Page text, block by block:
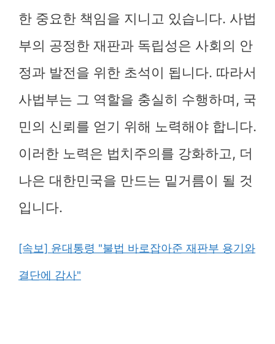
한 중요한 책임을 지니고 있습니다. 사법
부의 공정한 재판과 독립성은 사회의 안
정과 발전을 위한 초석이 됩니다. 따라서
사법부는 그 역할을 충실히 수행하며, 국
민의 신뢰를 얻기 위해 노력해야 합니다.
이러한 노력은 법치주의를 강화하고, 더
나은 대한민국을 만드는 밑거름이 될 것
입니다.
[속보] 윤대통령 "불법 바로잡아준 재판부 용기와
결단에 감사"